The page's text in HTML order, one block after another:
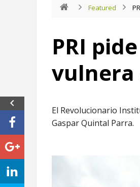
Featured
PRI
vulnera
El Revolucionario
Gaspar Quintal Parra.